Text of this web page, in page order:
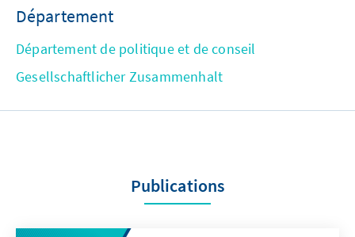
Département
Département de politique et de conseil
Gesellschaftlicher Zusammenhalt
Publications